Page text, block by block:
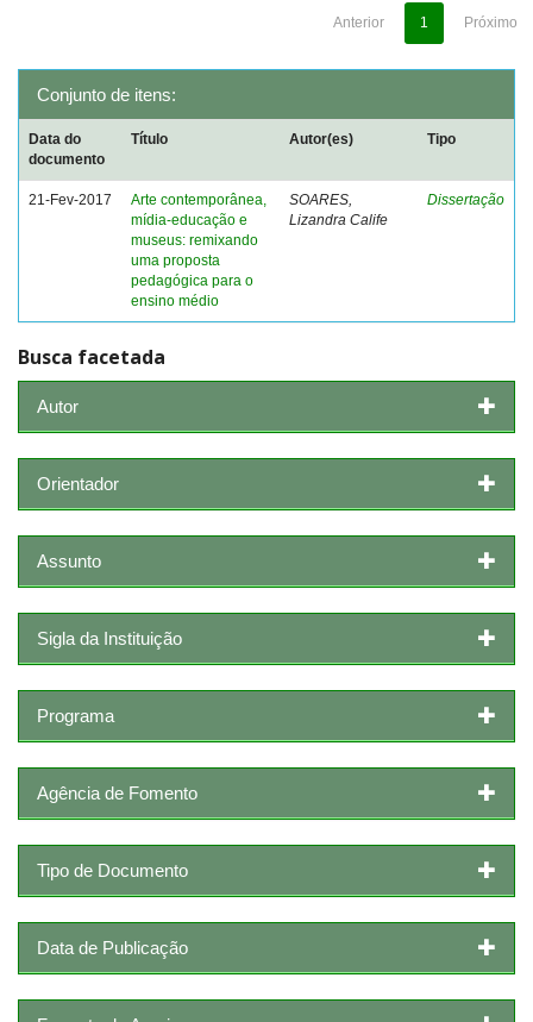
Anterior 1 Próximo
Conjunto de itens:
Data do
documento
Título Autor(es) Tipo
21-Fev-2017
Arte contemporânea,
mídia-educação e
museus: remixando
uma proposta
pedagógica para o
ensino médio
SOARES,
Lizandra Calife
Dissertação
Busca facetada
Autor
Orientador
Assunto
Sigla da Instituição
Programa
Agência de Fomento
Tipo de Documento
Data de Publicação